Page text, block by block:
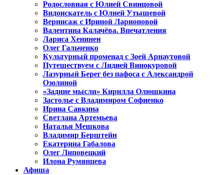
Родословная с Юлией Свинцовой
Видоискатель с Юлией Утышевой
Вернисаж с Ириной Ларионовой
Валентина Калачёва. Впечатления
Лариса Хенинен
Олег Гальченко
Культурный променад с Зоей Арнаутовой
Путешествуем с Лидией Винокуровой
Лазурный Берег без пафоса с Александрой
Озолиной
«Задние мысли» Кирилла Олюшкина
Застолье с Владимиром Софиенко
Ирина Савкина
Светлана Артемьева
Наталья Мешкова
Владимир Берштейн
Екатерина Габалова
Олег Липовецкий
Илона Румянцева
Афиша